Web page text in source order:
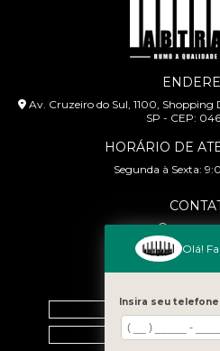
Av. Cruzeiro do Sul, 1100, Shopping
SP - CEP:
HORÁRIO DE
Segunda à Sexta:
(11)
Home
Olá!
Insira seu telefone